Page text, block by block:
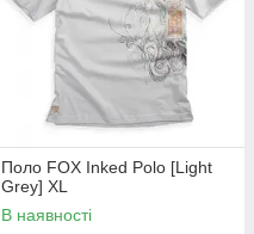
Поло FOX Inked Polo [Light
Grey] XL
В наявності